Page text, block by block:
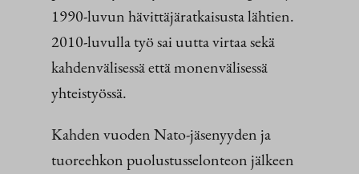
1990-luvun hävittäjäratkaisusta lähtien.
2010-luvulla työ sai uutta virtaa sekä
kahdenvälisessä että monenvälisessä
yhteistyössä.
Kahden vuoden Nato-jäsenyyden ja
tuoreehkon puolustusselonteon jälkeen